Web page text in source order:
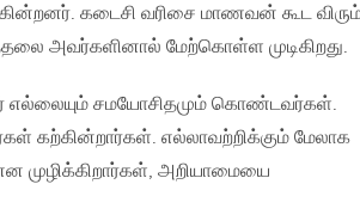
கடைசி வரிசை மாணவன் கூட
அவர்களினால் மேற்கொள்ள முடிகிறது.
எல்லையும் சமயோசிதமும் கொண்டவர்கள்.
கற்கின்றார்கள். எல்லாவற்றிக்கும் மேலாக
முழிக்கிறார்கள், அறியாமையை